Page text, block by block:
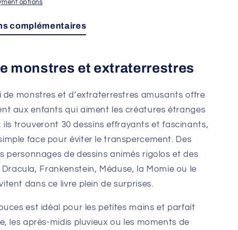
options
monstres et extraterrestres
de monstres et d’extraterrestres amusants offre
aux enfants qui aiment les créatures étranges
ils trouveront 30 dessins effrayants et fascinants,
face pour éviter le transpercement. Des
personnages de dessins animés rigolos et des
Frankenstein, Méduse, la Momie ou le
dans ce livre plein de surprises.
est idéal pour les petites mains et parfait
les après-midis pluvieux ou les moments de
complémentaires